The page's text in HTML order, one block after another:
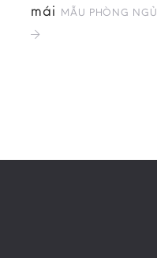
mái MẪU PHÒNG NGỦ